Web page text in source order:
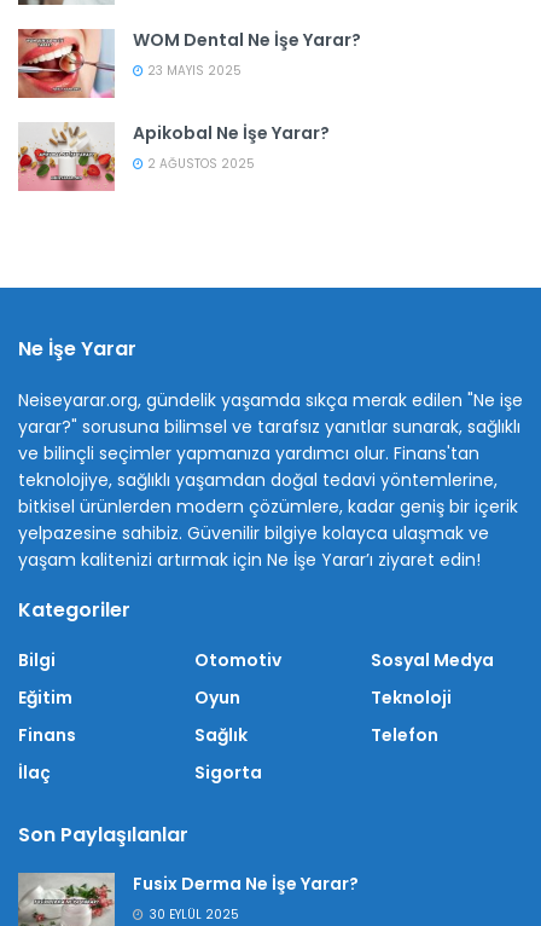
WOM Dental Ne İşe Yarar?
23 MAYIS 2025
Apikobal Ne İşe Yarar?
2 AĞUSTOS 2025
Ne İşe Yarar
Neiseyarar.org, gündelik yaşamda sıkça merak edilen "Ne işe
yarar?" sorusuna bilimsel ve tarafsız yanıtlar sunarak, sağlıklı
ve bilinçli seçimler yapmanıza yardımcı olur. Finans'tan
teknolojiye, sağlıklı yaşamdan doğal tedavi yöntemlerine,
bitkisel ürünlerden modern çözümlere, kadar geniş bir içerik
yelpazesine sahibiz. Güvenilir bilgiye kolayca ulaşmak ve
yaşam kalitenizi artırmak için Ne İşe Yarar’ı ziyaret edin!
Kategoriler
Bilgi
Eğitim
Finans
İlaç
Otomotiv
Oyun
Sağlık
Sigorta
Sosyal Medya
Teknoloji
Telefon
Son Paylaşılanlar
Fusix Derma Ne İşe Yarar?
30 EYLÜL 2025